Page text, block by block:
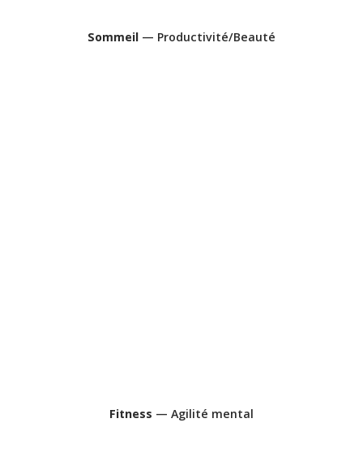
Sommeil — Productivité/Beauté
Fitness — Agilité mental